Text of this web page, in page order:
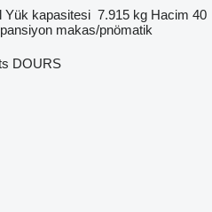
Yük kapasitesi 7.915 kg Hacim 40
makas/pnömatik
DOURS